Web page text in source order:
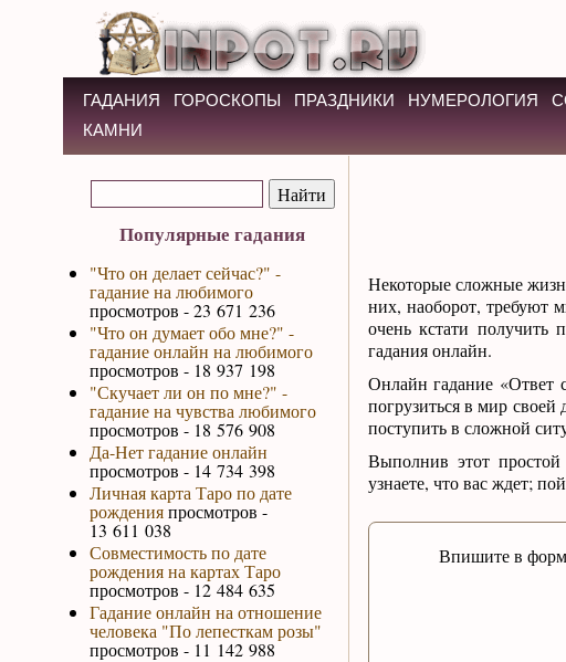
ГАДАНИЯ ГОРОСКОПЫ ПРАЗДНИКИ НУМЕРОЛОГИЯ
КАМНИ
Популярные гадания
"Что он делает сейчас?" -
гадание на любимого
просмотров - 23 671 236
"Что он думает обо мне?" -
гадание онлайн на любимого
просмотров - 18 937 198
"Скучает ли он по мне?" -
гадание на чувства любимого
просмотров - 18 576 908
Да-Нет гадание онлайн
просмотров - 14 734 398
Личная карта Таро по дате
рожденияпросмотров -
13 611 038
Совместимость по дате
рождения на картах Таро
просмотров - 12 484 635
Гадание онлайн на отношение
человека "По лепесткам розы"
просмотров - 11 142 988
Некоторые сложные
них, наоборот, требуют
очень кстати
гадания онлайн.
Онлайн гадание «Ответ
погрузиться в мир
поступить в сложной
Выполнив этот
узнаете, что вас ждет;
Впишите в